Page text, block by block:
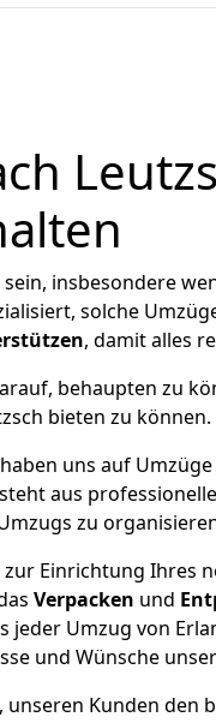
sein, insbesondere
solche
, damit alles
behaupten zu
bieten zu können.
uns auf
aus
zu
Einrichtung Ihres
Verpacken und
Umzug von
und Wünsche
Kunden den